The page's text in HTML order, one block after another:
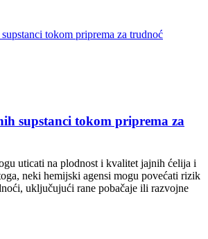
supstanci tokom priprema za
uticati na plodnost i kvalitet jajnih ćelija i
neki hemijski agensi mogu povećati rizik
uključujući rane pobačaje ili razvojne